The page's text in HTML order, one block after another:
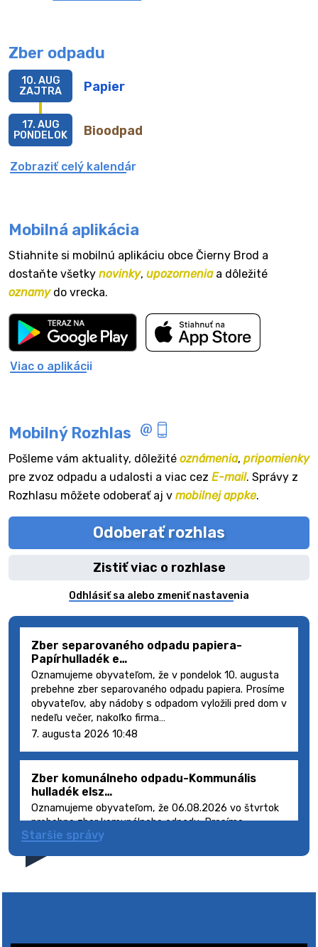
Zber odpadu
Papier
10. AUG
ZAJTRA
Bioodpad
17. AUG
PONDELOK
Zobraziť celý kalendár
Mobilná aplikácia
Stiahnite si mobilnú aplikáciu obce Čierny Brod a
dostaňte všetky novinky, upozorneniaa dôležité
oznamydo vrecka.
Viac o aplikácii
Mobilný Rozhlas
Pošleme vám aktuality, dôležité oznámenia, pripomienky
pre zvoz odpadu a udalosti a viac cez E-mail. Správy z
Rozhlasu môžete odoberať aj v mobilnej appke.
Odoberať rozhlas
Zistiť viac o rozhlase
Odhlásiť sa alebo zmeniť nastavenia
Zber separovaného odpadu papiera-
Papírhulladék e…
Oznamujeme obyvateľom, že v pondelok 10. augusta
prebehne zber separovaného odpadu papiera. Prosíme
obyvateľov, aby nádoby s odpadom vyložili pred dom v
nedeľu večer, nakoľko firma…
7. augusta 2026 10:48
Zber komunálneho odpadu-Kommunális
hulladék elsz…
Oznamujeme obyvateľom, že 06.08.2026 vo štvrtok
prebehne zber komunálneho odpadu. Prosíme
obyvateľov, aby smetné nádoby s odpadom vyložili
5. augusta 2026 08:41
Staršie správy